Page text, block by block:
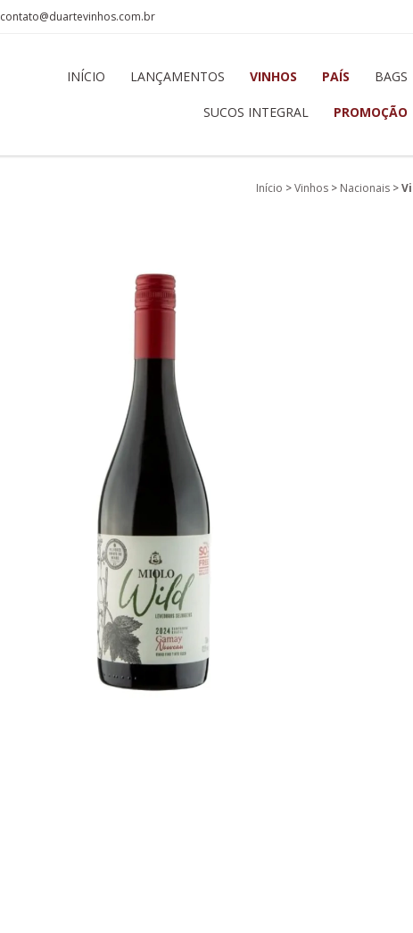
contato@duartevinhos.com.br
INÍCIO LANÇAMENTOS VINHOS PAÍS BAGS
SUCOS INTEGRAL PROMOÇÃO
Início > Vinhos > Nacionais >